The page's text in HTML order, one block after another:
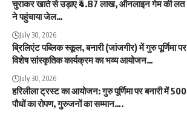
चुराकर खाते से उड़ाए ₹4.87 लाख, ऑनलाइन गेम की लत
ने पहुंचाया जेल…
July 30, 2026
ब्रिलिएंट पब्लिक स्कूल, बनारी (जांजगीर) में गुरु पूर्णिमा पर
विशेष सांस्कृतिक कार्यक्रम का भव्य आयोजन…
July 30, 2026
हरिलीला ट्रस्ट का आयोजन: गुरु पूर्णिमा पर बनारी में 500
पौधों का रोपण, गुरुजनों का सम्मान….